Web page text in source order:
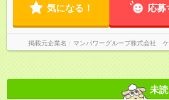
気になる！ 応募
掲載元企業名 マンパワーグループ株式会社
未読